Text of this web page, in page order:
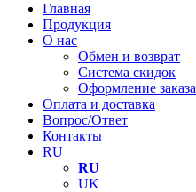
Главная
Продукция
О нас
Обмен и возврат
Система скидок
Оформление заказа
Оплата и доставка
Вопрос/Ответ
Контакты
RU
RU
UK